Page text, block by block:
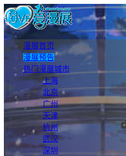
漫展首页
漫展预告
热门漫展城市
上海
北京
广州
天津
杭州
武汉
深圳